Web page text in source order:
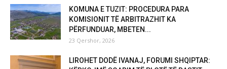
KOMUNA E TUZIT: PROCEDURA PARA
KOMISIONIT TË ARBITRAZHIT KA
PËRFUNDUAR, MBETEN...
23 Qershor, 2026
LIROHET DODË IVANAJ, FORUMI SHQIPTAR: